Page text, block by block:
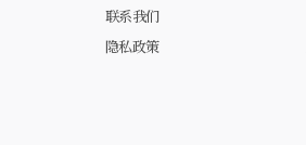
联系我们
隐私政策